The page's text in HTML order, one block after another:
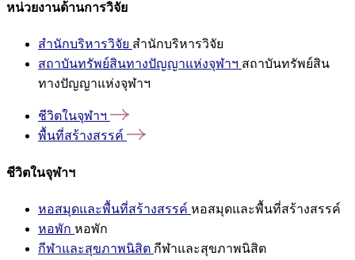
หน่วยงานด้านการวิจัย
สำนักบริหารวิจัย สำนักบริหารวิจัย
สถาบันทรัพย์สินทางปัญญาแห่งจุฬาฯ สถาบันทรัพย์สิน
ทางปัญญาแห่งจุฬาฯ
ชีวิตในจุฬาฯ
พื้นที่สร้างสรรค์
ชีวิตในจุฬาฯ
หอสมุดและพื้นที่สร้างสรรค์ หอสมุดและพื้นที่สร้างสรรค์
หอพัก หอพัก
กีฬาและสุขภาพนิสิต กีฬาและสุขภาพนิสิต